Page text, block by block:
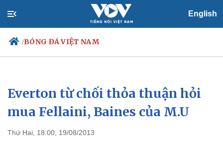
English
/BÓNG ĐÁ VIỆT NAM
Chính trị
Tổ chức nhân sự
Nhận diện sự thật
Xã hội
Dự báo thời tiết
Everton từ chối thỏa thuận hỏi
mua Fellaini, Baines của M.U
Thứ Hai, 18:00, 19/08/2013